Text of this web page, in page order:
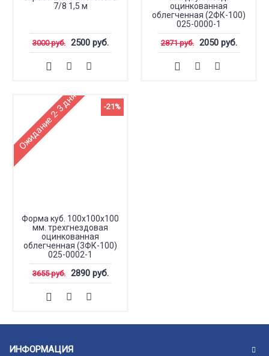
7/8 1,5 м
3000 руб. 2500 руб.
оцинкованная
облегченная (2ФК-100)
025-0000-1
2871 руб. 2050 руб.
-21%
Ожидание 2-3 дня
Форма куб. 100х100х100
мм. трехгнездовая
оцинкованная
облегченная (3ФК-100)
025-0002-1
3655 руб. 2890 руб.
ИНФОРМАЦИЯ